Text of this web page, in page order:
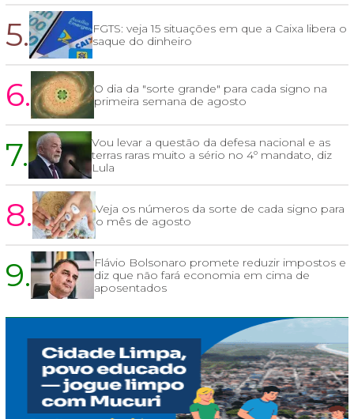
5.
FGTS: veja 15 situações em que a Caixa libera o
saque do dinheiro
6.
O dia da "sorte grande" para cada signo na
primeira semana de agosto
7.
Vou levar a questão da defesa nacional e as
terras raras muito a sério no 4º mandato, diz
Lula
8.
Veja os números da sorte de cada signo para
o mês de agosto
9.
Flávio Bolsonaro promete reduzir impostos e
diz que não fará economia em cima de
aposentados